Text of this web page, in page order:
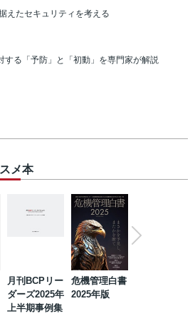
えたセキュリティを考える
する「予防」と「初動」を専門家が解説
メ本
月刊BCPリー
ダーズ2025年
上半期事例集
危機管理白書
2025年版